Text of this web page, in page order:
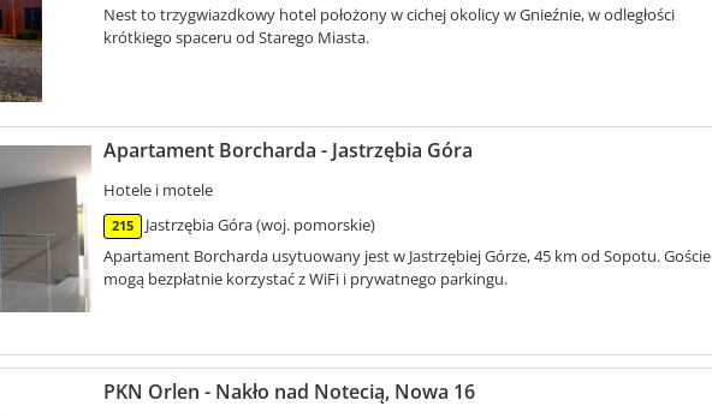
Nest to trzygwiazdkowy hotel położony w cichej okolicy w Gnieźnie, w odległości
krótkiego spaceru od Starego Miasta.
Apartament Borcharda - Jastrzębia Góra
Hotele i motele
215
Jastrzębia Góra (woj. pomorskie)
Apartament Borcharda usytuowany jest w Jastrzębiej Górze, 45 km od Sopotu. Goście
mogą bezpłatnie korzystać z WiFi i prywatnego parkingu.
PKN Orlen - Nakło nad Notecią, Nowa 16